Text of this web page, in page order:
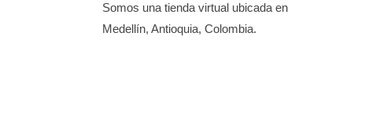
Somos una tienda virtual ubicada en
Medellín, Antioquia, Colombia.